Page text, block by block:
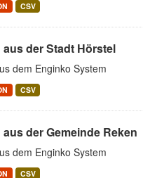
CSV
der Stadt Hörstel
dem Enginko System
CSV
der Gemeinde Reken
dem Enginko System
CSV